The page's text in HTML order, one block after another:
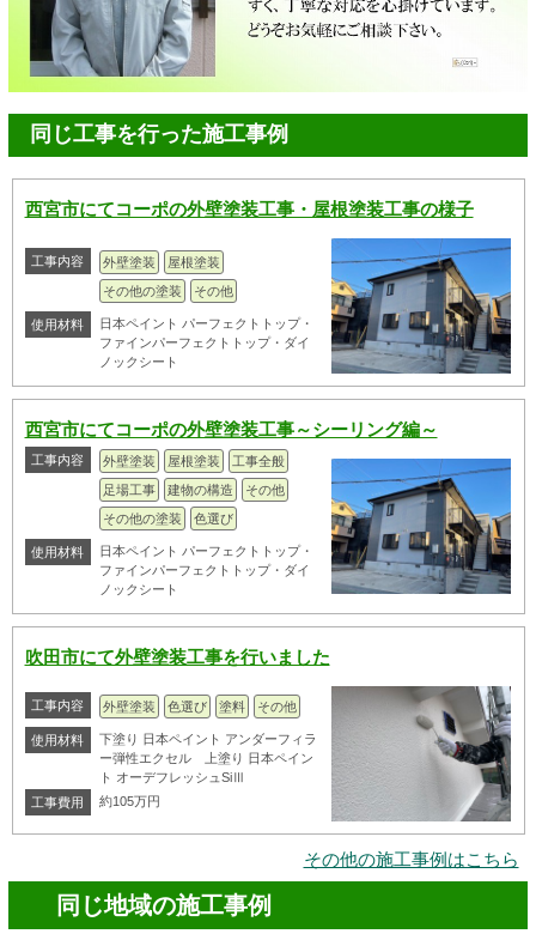
同じ工事を行った施工事例
西宮市にてコーポの外壁塗装工事・屋根塗装工事の様子
工事内容 外壁塗装
屋根塗装
その他の塗装
その他
使用材料
日本ペイント パーフェクトトップ・
ファインパーフェクトトップ・ダイ
ノックシート
西宮市にてコーポの外壁塗装工事～シーリング編～
工事内容 外壁塗装 屋根塗装
工事全般
足場工事
建物の構造
その他
その他の塗装
色選び
使用材料
日本ペイント パーフェクトトップ・
ファインパーフェクトトップ・ダイ
ノックシート
吹田市にて外壁塗装工事を行いました
工事内容 外壁塗装 色選び 塗料 その他
使用材料
下塗り 日本ペイント アンダーフィラ
ー弾性エクセル 上塗り 日本ペイン
ト オーデフレッシュSiⅢ
工事費用
約105万円
その他の施工事例はこちら
同じ地域の施工事例